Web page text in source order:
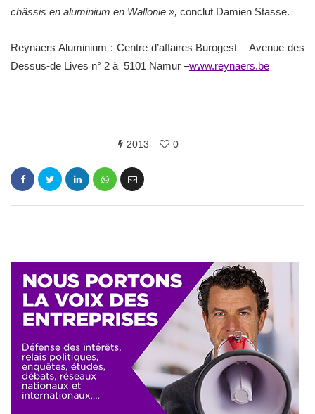
châssis en aluminium en Wallonie », conclut Damien Stasse.
Reynaers Aluminium : Centre d’affaires Burogest – Avenue des
Dessus-de Lives n° 2 à 5101 Namur –www.reynaers.be
2013 0